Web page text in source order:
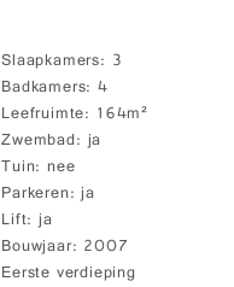
Slaapkamers 3
Badkamers 4
Leefruimte 164m²
Zwembad ja
Tuin nee
Parkeren ja
Lift ja
Bouwjaar 2007
Eerste verdieping